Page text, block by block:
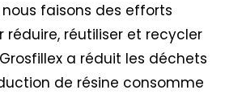
nous faisons des efforts
réduire, réutiliser et recycler
a réduit les déchets
de résine consomme